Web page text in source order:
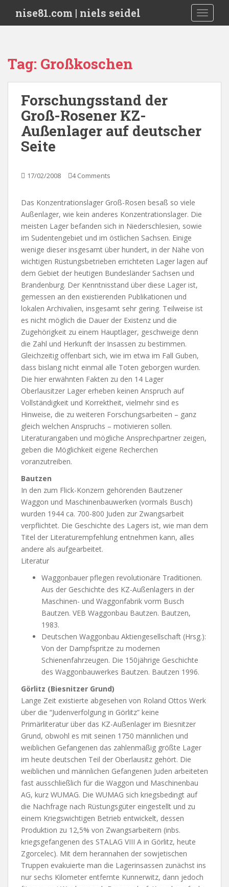
i
nise81.com | niels seidel
Tag: Großkoschen
Forschungsstand der
Groß-Rosener KZ-
Außenlager auf deutscher
Seite
17/02/2008 4 Comments
Das Konzentrationslager Groß-Rosen besaß so viele
Außenlager, wie kein anderes Konzentrationslager. Die
meisten Lager befanden sich in Niederschlesien, sowie
im Sudentengebiet und im östlichen Sachsen. Einige
wenige dieser insgesamt über hundert, in der Nähe von
wichtigen Rüstungsbetrieben errichteten Lager lagen auf
dem Gebiet der heutigen Bundesländer Sachsen und
Brandenburg. Der Kenntnisstand über diese Lager ist,
gemessen an den existierenden Publikationen und
lokalen Archivalien, insgesamt sehr gering. Teilweise ist
es nicht möglich die Dauer der Existenz und die
Zugehörigkeit zu einem Hauptlager, geschweige denn
die Zahl und Herkunft der Insassen zu bestimmen.
Gleichzeitig offenbart sich, wie im etwa im Fall Guben,
dass bislang nicht einmal alle Toten geborgen wurden.
Die hier erwähnten Fakten zu den 14 Lager
Oberlausitzer Lager erheben keinen Anspruch auf
Vollständigkeit und Korrektheit, vielmehr sind es
Hinweise, die zu weiteren Forschungsarbeiten – ganz
gleich welchen Anspruchs – motivieren sollen.
Literaturangaben und mögliche Ansprechpartner zeigen,
geben die Möglichkeit eigene Recherchen
voranzutreiben.
Bautzen
In den zum Flick-Konzern gehörenden Bautzener
Waggon und Maschinenbauwerken (vormals Busch)
wurden 1944 ca. 700-800 Juden zur Zwangsarbeit
verpflichtet. Die Geschichte des Lagers ist, wie man dem
Titel der Literaturempfehlung entnehmen kann, alles
andere als aufgearbeitet.
Literatur
Waggonbauer pflegen revolutionäre Traditionen.
Aus der Geschichte des KZ-Außenlagers in der
Maschinen- und Waggonfabrik vorm Busch
Bautzen. VEB Waggonbau Bautzen. Bautzen,
1983.
Deutschen Waggonbau Aktiengesellschaft (Hrsg.):
Von der Dampfspritze zu modernen
Schienenfahrzeugen. Die 150jährige Geschichte
des Waggonbauwerkes Bautzen. Bautzen 1996.
Görlitz (Biesnitzer Grund)
Lange Zeit existierte abgesehen von Roland Ottos Werk
über die “Judenverfolgung in Görlitz” keine
Primärliteratur über das KZ-Außenlager im Biesnitzer
Grund, obwohl es mit seinen 1750 männlichen und
weiblichen Gefangenen das zahlenmäßig größte Lager
im heute deutschen Teil der Oberlausitz gehört. Die
weiblichen und männlichen Gefangenen Juden arbeiteten
fast ausschließlich für die Waggon und Maschinenbau
AG, kurz WUMAG. Die WUMAG sich kriegsbedingt auf
die Nachfrage nach Rüstungsgüter eingestellt und zu
einem Kriegswichtigen Betrieb entwickelt, dessen
Produktion zu 12,5% von Zwangsarbeitern (inbs.
kriegsgefangenen des STALAG VIII A in Görlitz, heute
Zgorcelec). Mit dem herannahen der sowjetischen
Truppen evakuierte man die Lagerinsassen zunächst ins
nur sechs Kilometer entfernte Kunnerwitz, dann jedoch